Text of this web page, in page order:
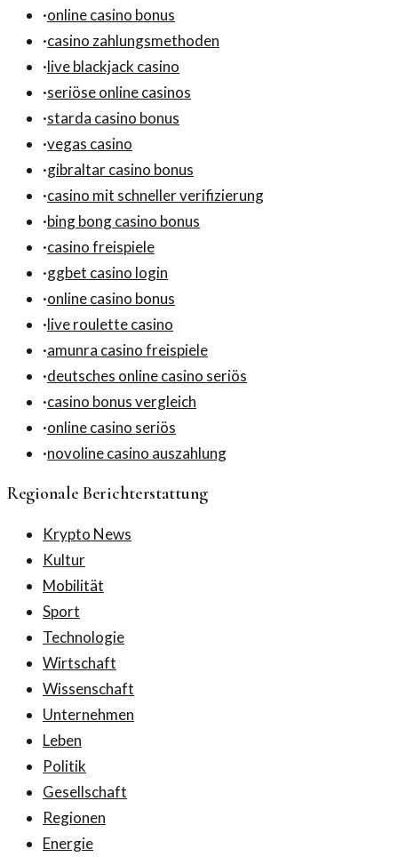
·online casino bonus
·casino zahlungsmethoden
·live blackjack casino
·seriöse online casinos
·starda casino bonus
·vegas casino
·gibraltar casino bonus
·casino mit schneller verifizierung
·bing bong casino bonus
·casino freispiele
·ggbet casino login
·online casino bonus
·live roulette casino
·amunra casino freispiele
·deutsches online casino seriös
·casino bonus vergleich
·online casino seriös
·novoline casino auszahlung
Regionale Berichterstattung
Krypto News
Kultur
Mobilität
Sport
Technologie
Wirtschaft
Wissenschaft
Unternehmen
Leben
Politik
Gesellschaft
Regionen
Energie